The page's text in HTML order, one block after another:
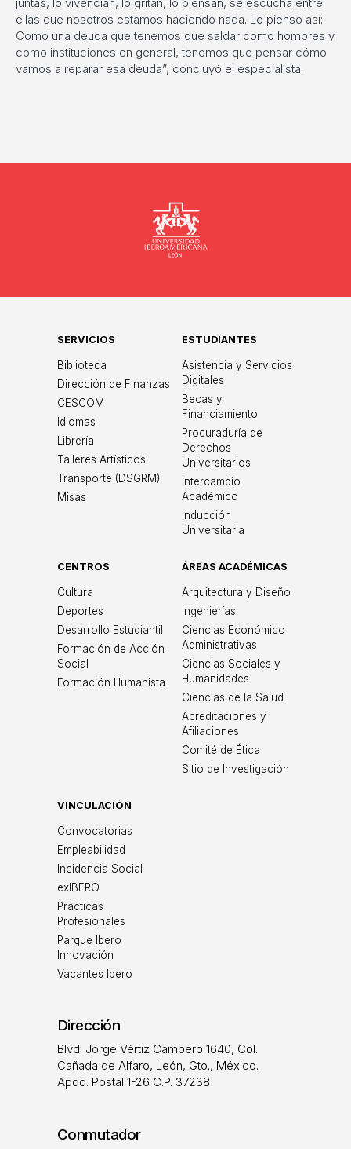
ellas que nosotros estamos haciendo nada. Lo pienso así:
Como una deuda que tenemos que saldar como hombres y
como instituciones en general, tenemos que pensar cómo
vamos a reparar esa deuda”, concluyó el especialista.
SERVICIOS
Biblioteca
Dirección de Finanzas
CESCOM
Idiomas
Librería
Talleres Artísticos
Transporte (DSGRM)
Misas
ESTUDIANTES
Asistencia y Servicios
Digitales
Becas y
Financiamiento
Procuraduría de
Derechos
Universitarios
Intercambio
Académico
Inducción
Universitaria
CENTROS
Cultura
Deportes
Desarrollo Estudiantil
Formación de Acción
Social
Formación Humanista
ÁREAS ACADÉMICAS
Arquitectura y Diseño
Ingenierías
Ciencias Económico
Administrativas
Ciencias Sociales y
Humanidades
Ciencias de la Salud
Acreditaciones y
Afiliaciones
Comité de Ética
Sitio de Investigación
VINCULACIÓN
Convocatorias
Empleabilidad
Incidencia Social
exIBERO
Prácticas
Profesionales
Parque Ibero
Innovación
Vacantes Ibero
Dirección
Blvd. Jorge Vértiz Campero 1640, Col.
Cañada de Alfaro, León, Gto., México.
Apdo. Postal 1-26 C.P. 37238
Conmutador